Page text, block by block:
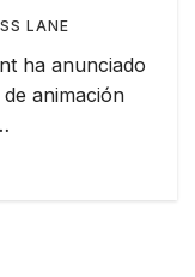
LANE
ha anunciado
animación